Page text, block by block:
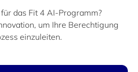
das Fit 4 AI-Programm?
um Ihre Berechtigung
einzuleiten.